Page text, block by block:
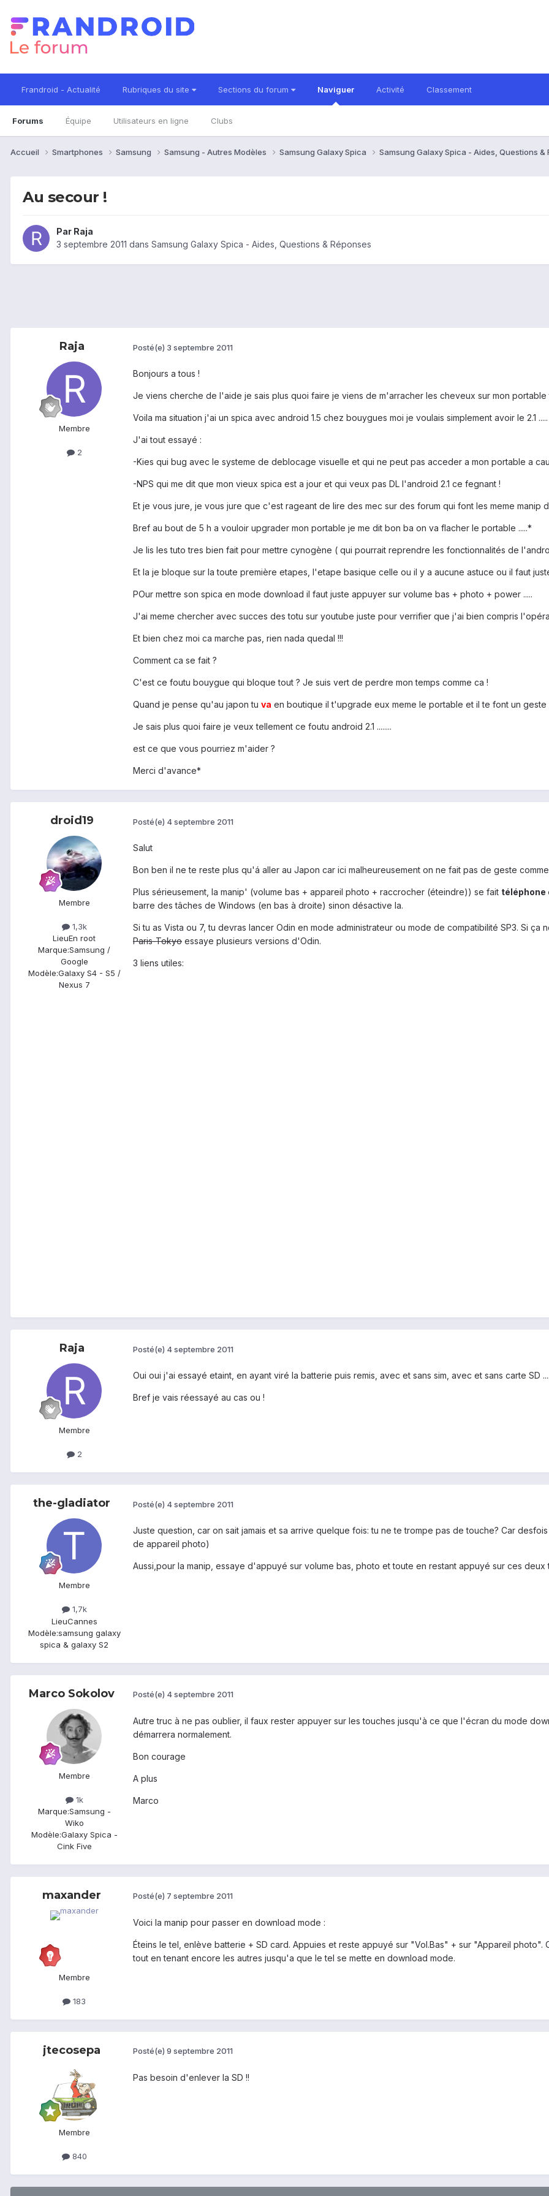
Frandroid - Actualité Rubriques du site Sections du forum Naviguer
Forums Équipe Utilisateurs en ligne Clubs
Activité Classement
Accueil Smartphones Samsung Samsung - Autres Modèles Samsung Galaxy Spica Samsung Galaxy Spica - Aides, Questions &
Au secour !
Par Raja
3 septembre 2011 dans Samsung Galaxy Spica - Aides, Questions & Réponses
Raja
Membre
2
Posté(e) 3 septembre 2011
Bonjours a tous !
Je viens cherche de l'aide je sais plus quoi faire je viens de m'arracher les cheveux sur mon portable
Voila ma situation j'ai un spica avec android 1.5 chez bouygues moi je voulais simplement avoir le 2.1 .....
J'ai tout essayé :
-Kies qui bug avec le systeme de deblocage visuelle et qui ne peut pas acceder a mon portable a
-NPS qui me dit que mon vieux spica est a jour et qui veux pas DL l'android 2.1 ce fegnant !
Et je vous jure, je vous jure que c'est rageant de lire des mec sur des forum qui font les meme manip
Bref au bout de 5 h a vouloir upgrader mon portable je me dit bon ba on va flacher le portable .....*
Je lis les tuto tres bien fait pour mettre cynogène ( qui pourrait reprendre les fonctionnalités de
Et la je bloque sur la toute première etapes, l'etape basique celle ou il y a aucune astuce ou il faut
POur mettre son spica en mode download il faut juste appuyer sur volume bas + photo + power .....
J'ai meme chercher avec succes des totu sur youtube juste pour verrifier que j'ai bien compris
Et bien chez moi ca marche pas, rien nada quedal !!!
Comment ca se fait ?
C'est ce foutu bouygue qui bloque tout ? Je suis vert de perdre mon temps comme ca !
Quand je pense qu'au japon tu va en boutique il t'upgrade eux meme le portable et il te font un geste
Je sais plus quoi faire je veux tellement ce foutu android 2.1 ........
est ce que vous pourriez m'aider ?
Merci d'avance*
droid19
Membre
1,3k
LieuEn root
Marque:Samsung /
Google
Modèle:Galaxy S4 - S5 /
Nexus 7
Posté(e) 4 septembre 2011
Salut
Bon ben il ne te reste plus qu'á aller au Japon car ici malheureusement on ne fait pas de geste
Plus sérieusement, la manip' (volume bas + appareil photo + raccrocher (éteindre)) se fait téléphone
barre des tâches de Windows (en bas à droite) sinon désactive la.
Si tu as Vista ou 7, tu devras lancer Odin en mode administrateur ou mode de compatibilité SP3. Si ça
Paris-Tokyo essaye plusieurs versions d'Odin.
3 liens utiles:
Raja
Membre
2
Posté(e) 4 septembre 2011
Oui oui j'ai essayé etaint, en ayant viré la batterie puis remis, avec et sans sim, avec et sans carte SD
Bref je vais réessayé au cas ou !
the-gladiator
Membre
1,7k
LieuCannes
Modèle:samsung galaxy
spica & galaxy S2
Posté(e) 4 septembre 2011
Juste question, car on sait jamais et sa arrive quelque fois: tu ne te trompe pas de touche? Car
de appareil photo)
Aussi,pour la manip, essaye d'appuyé sur volume bas, photo et toute en restant appuyé sur ces deux
Marco Sokolov
Membre
1k
Marque:Samsung -
Wiko
Modèle:Galaxy Spica -
Cink Five
Posté(e) 4 septembre 2011
Autre truc à ne pas oublier, il faux rester appuyer sur les touches jusqu'à ce que l'écran du mode
démarrera normalement.
Bon courage
A plus
Marco
maxander
Membre
183
Posté(e) 7 septembre 2011
Voici la manip pour passer en download mode :
Éteins le tel, enlève batterie + SD card. Appuies et reste appuyé sur "Vol.Bas" + sur "Appareil
tout en tenant encore les autres jusqu'a que le tel se mette en download mode.
jtecosepa
Membre
840
Posté(e) 9 septembre 2011
Pas besoin d'enlever la SD !!